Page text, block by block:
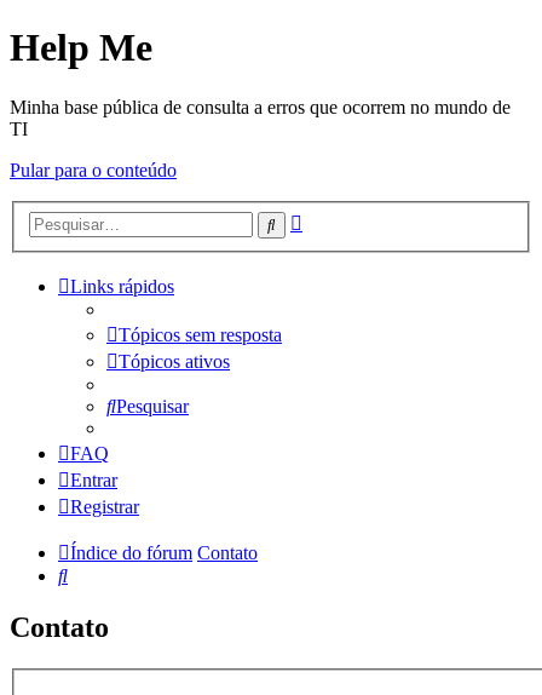
Help Me
Minha base pública de consulta a erros que ocorrem no mundo de
TI
Pular para o conteúdo
Pesquisar
Links rápidos
Tópicos sem resposta
Tópicos ativos
Pesquisar
FAQ
Entrar
Registrar
Índice do fórum Contato
Pesquisar
Contato